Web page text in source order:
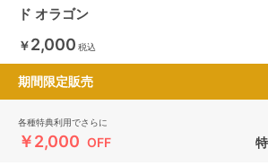
ド オラゴン
￥2,000 税込
期間限定販売
各種特典利用でさらに
￥2,000 OFF